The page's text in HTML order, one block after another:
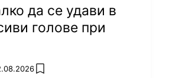
да се удави в
голове при
add favorites